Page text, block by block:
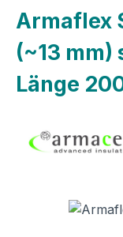
Armaflex
(~13
Länge
Bildergalerie